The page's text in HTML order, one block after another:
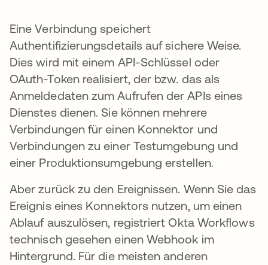
Eine Verbindung speichert
Authentifizierungsdetails auf sichere Weise.
Dies wird mit einem API-Schlüssel oder
OAuth-Token realisiert, der bzw. das als
Anmeldedaten zum Aufrufen der APIs eines
Dienstes dienen. Sie können mehrere
Verbindungen für einen Konnektor und
Verbindungen zu einer Testumgebung und
einer Produktionsumgebung erstellen.
Aber zurück zu den Ereignissen. Wenn Sie das
Ereignis eines Konnektors nutzen, um einen
Ablauf auszulösen, registriert Okta Workflows
technisch gesehen einen Webhook im
Hintergrund. Für die meisten anderen